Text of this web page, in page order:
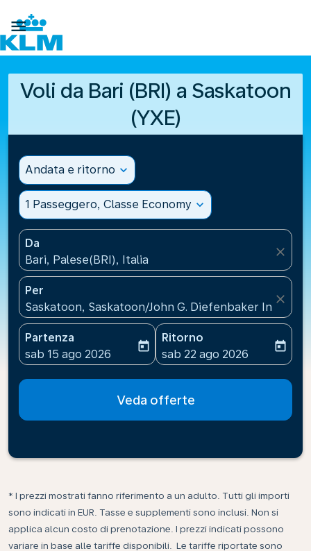

Voli da Bari (BRI) a Saskatoon
(YXE)
Andata e ritorno expand_more
1 Passeggero, Classe Economy expand_more
Da
Bari, Palese(BRI), Italia
close
Per
Saskatoon, Saskatoon/John G. Diefenbaker
close
Partenza
fc-booking-departure-date-aria-label
sab 15 ago 2026
today
Ritorno
fc-booking-return-date-
sab 22 ago 2026
today
Veda offerte
* I prezzi mostrati fanno riferimento a un adulto. Tutti gli importi
sono indicati in EUR. Tasse e supplementi sono inclusi. Non si
applica alcun costo di prenotazione. I prezzi indicati possono
variare in base alle tariffe disponibili. Le tariffe riportate sono